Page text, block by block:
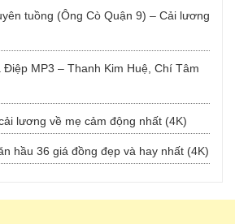
tuồng (Ông Cò Quận 9) – Cải lương
MP3 – Thanh Kim Huệ, Chí Tâm
lương về mẹ cảm động nhất (4K)
hầu 36 giá đồng đẹp và hay nhất (4K)